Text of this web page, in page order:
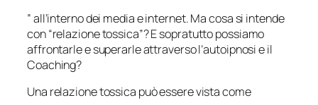
” all’interno dei media e internet. Ma cosa si intende
con “relazione tossica”? E sopratutto possiamo
affrontarle e superarle attraverso l’autoipnosi e il
Coaching?
Una relazione tossica può essere vista come